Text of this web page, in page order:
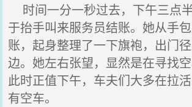
时间一分一秒过去，下午三点
于抬手叫来服务员结账。她从手
账，起身整理了一下旗袍，出门
边。她左右张望，显然是在寻找空
此时正值下午，车夫们大多在拉
有空车。